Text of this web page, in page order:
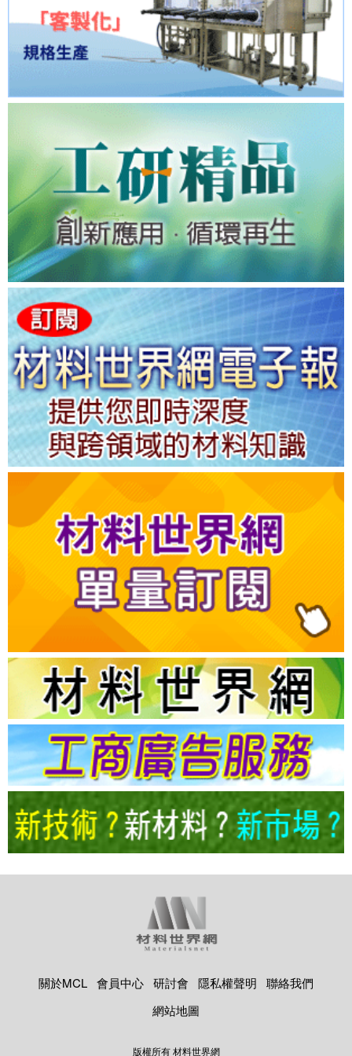
關於MCL 會員中心 研討會 隱私權聲明
聯絡我們
網站地圖
版權所有 材料世界網